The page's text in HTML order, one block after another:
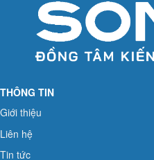
THÔNG TIN
Giới thiệu
Liên hệ
Tin tức